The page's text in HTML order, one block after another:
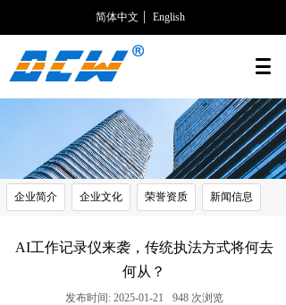
简体中文 English
企业简介 企业文化 荣誉资质 新闻信息
AI工作记录仪来袭，传统执法方式将何去
何从？
发布时间: 2025-01-21 948 次浏览